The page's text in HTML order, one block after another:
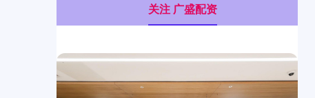
关注 广盛配资